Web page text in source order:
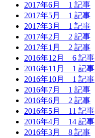
2017年6月 1 記事
2017年5月 1 記事
2017年3月 1 記事
2017年2月 2 記事
2017年1月 2 記事
2016年12月 6 記事
2016年11月 1 記事
2016年10月 1 記事
2016年7月 1 記事
2016年6月 2 記事
2016年5月 11 記事
2016年4月 14 記事
2016年3月 8 記事